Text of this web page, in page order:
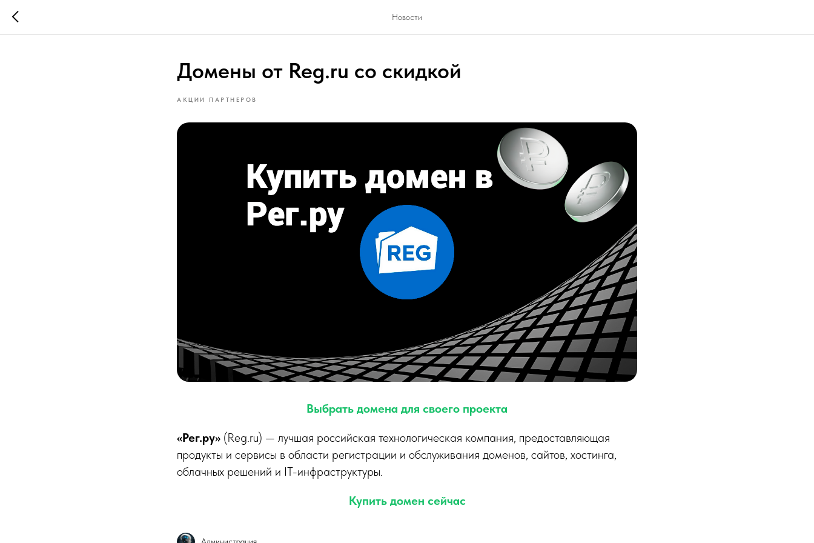
Новости
Домены от Reg.ru со скидкой
АКЦИИ ПАРТНЕРОВ
Выбрать домена для своего проекта
«Рег.ру» (Reg.ru) — лучшая российская технологическая компания, предоставляющая
продукты и сервисы в области регистрации и обслуживания доменов, сайтов, хостинга,
облачных решений и IT-инфраструктуры.
Купить домен сейчас